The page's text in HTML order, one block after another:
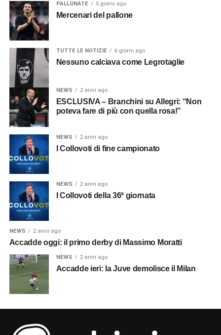
PALLONATE 5 giorni ago
Mercenari del pallone
TUTTE LE NOTIZIE 6 giorni ago
Nessuno calciava come Legrotaglie
NEWS 2 anni ago
ESCLUSIVA – Branchini su Allegri: “Non
poteva fare di più con quella rosa!”
NEWS 2 anni ago
I Collovoti di fine campionato
NEWS 2 anni ago
I Collovoti della 36ª giornata
NEWS 2 anni ago
Accadde oggi: il primo derby di Massimo Moratti
NEWS 2 anni ago
Accadde ieri: la Juve demolisce il Milan